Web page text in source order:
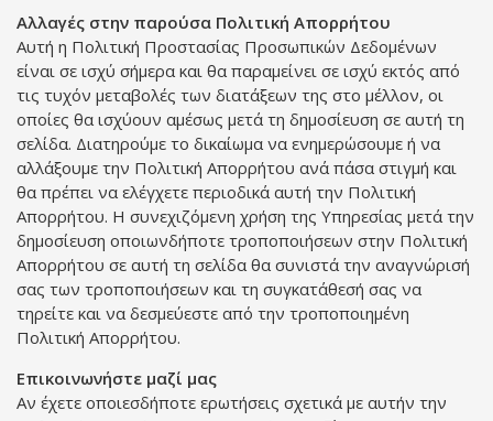
Αλλαγές στην παρούσα Πολιτική Απορρήτου
Αυτή η Πολιτική Προστασίας Προσωπικών Δεδομένων
είναι σε ισχύ σήμερα και θα παραμείνει σε ισχύ εκτός από
τις τυχόν μεταβολές των διατάξεων της στο μέλλον, οι
οποίες θα ισχύουν αμέσως μετά τη δημοσίευση σε αυτή τη
σελίδα. Διατηρούμε το δικαίωμα να ενημερώσουμε ή να
αλλάξουμε την Πολιτική Απορρήτου ανά πάσα στιγμή και
θα πρέπει να ελέγχετε περιοδικά αυτή την Πολιτική
Απορρήτου. Η συνεχιζόμενη χρήση της Υπηρεσίας μετά την
δημοσίευση οποιωνδήποτε τροποποιήσεων στην Πολιτική
Απορρήτου σε αυτή τη σελίδα θα συνιστά την αναγνώρισή
σας των τροποποιήσεων και τη συγκατάθεσή σας να
τηρείτε και να δεσμεύεστε από την τροποποιημένη
Πολιτική Απορρήτου.
Επικοινωνήστε μαζί μας
Αν έχετε οποιεσδήποτε ερωτήσεις σχετικά με αυτήν την